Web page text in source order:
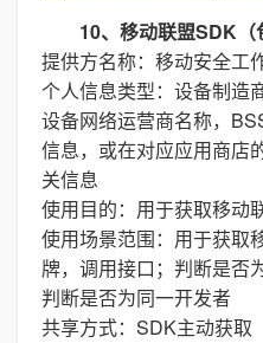
10、移动联盟SDK（
提供方名称：移动安全工
个人信息类型：设备制造
设备网络运营商名称，
信息，或在对应应用商店
关信息
使用目的：用于获取移动
使用场景范围：用于获取
牌，调用接口；判断是否
判断是否为同一开发者
共享方式：SDK主动获取